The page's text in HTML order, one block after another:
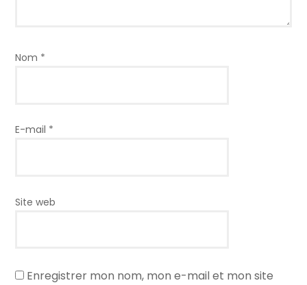
Nom *
E-mail *
Site web
Enregistrer mon nom, mon e-mail et mon site